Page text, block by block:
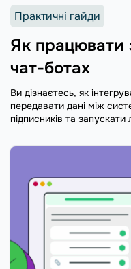
Як працювати
чат-ботах
Практичні гайди
Ви дізнаєтесь, як
передавати дані між
підписників та